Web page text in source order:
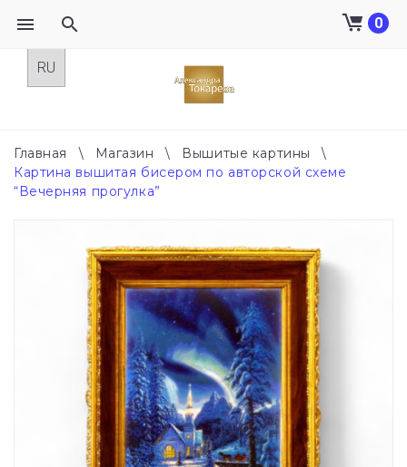
0
Главная \ Магазин \ Вышитые картины
\
Картина вышитая бисером по авторской схеме
“Вечерняя прогулка”